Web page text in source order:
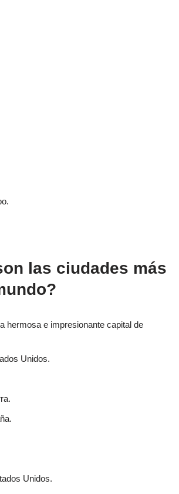
las ciudades más
hermosa e impresionante capital de
Unidos.
Unidos.